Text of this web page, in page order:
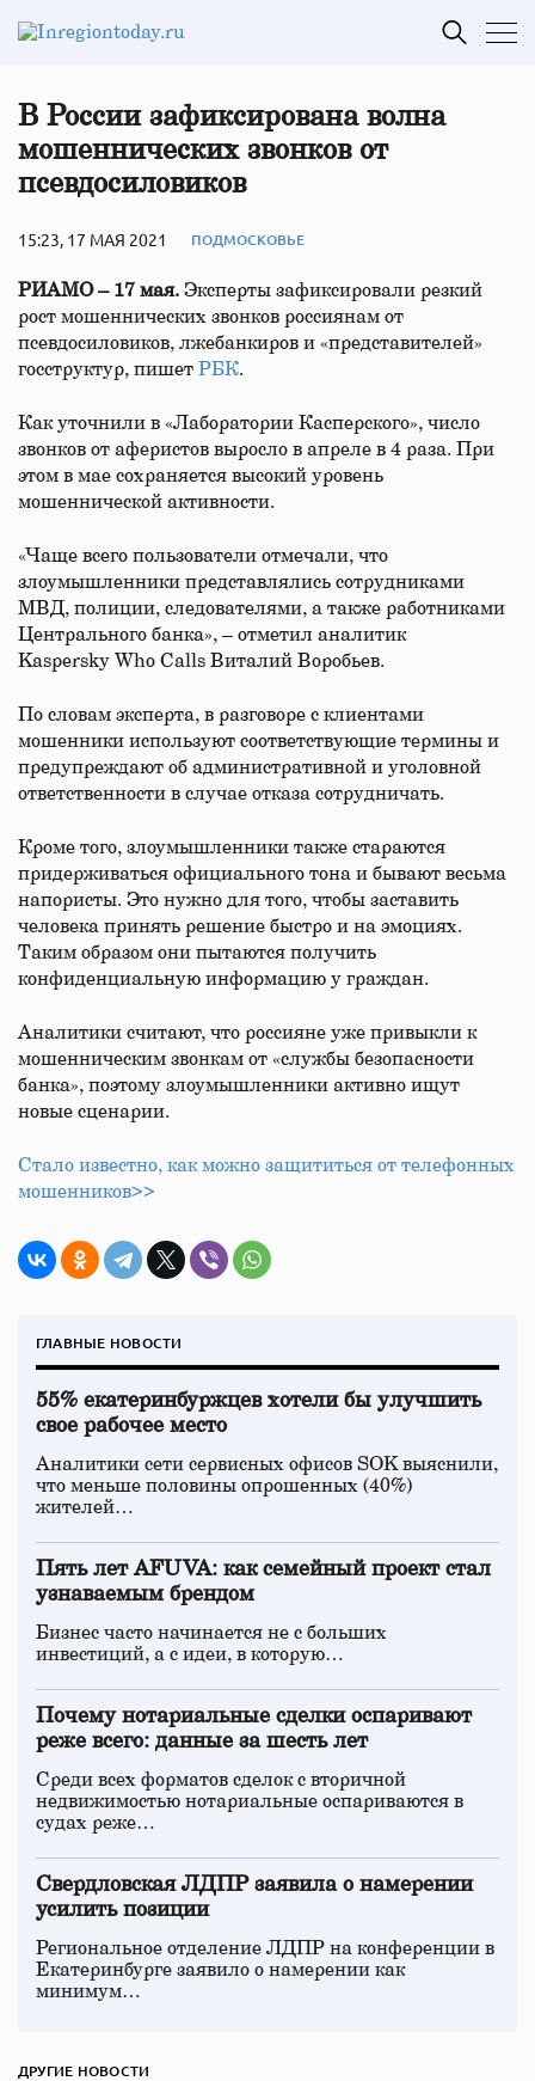
В России зафиксирована волна
мошеннических звонков от
псевдосиловиков
15:23, 17 МАЯ 2021 ПОДМОСКОВЬЕ
РИАМО – 17 мая. Эксперты зафиксировали резкий
рост мошеннических звонков россиянам от
псевдосиловиков, лжебанкиров и «представителей»
госструктур, пишет РБК.
Как уточнили в «Лаборатории Касперского», число
звонков от аферистов выросло в апреле в 4 раза. При
этом в мае сохраняется высокий уровень
мошеннической активности.
«Чаще всего пользователи отмечали, что
злоумышленники представлялись сотрудниками
МВД, полиции, следователями, а также работниками
Центрального банка», – отметил аналитик
Kaspersky Who Calls Виталий Воробьев.
По словам эксперта, в разговоре с клиентами
мошенники используют соответствующие термины и
предупреждают об административной и уголовной
ответственности в случае отказа сотрудничать.
Кроме того, злоумышленники также стараются
придерживаться официального тона и бывают весьма
напористы. Это нужно для того, чтобы заставить
человека принять решение быстро и на эмоциях.
Таким образом они пытаются получить
конфиденциальную информацию у граждан.
Аналитики считают, что россияне уже привыкли к
мошенническим звонкам от «службы безопасности
банка», поэтому злоумышленники активно ищут
новые сценарии.
Стало известно, как можно защититься от телефонных
мошенников>>
ГЛАВНЫЕ НОВОСТИ
55% екатеринбуржцев хотели бы улучшить
свое рабочее место
Аналитики сети сервисных офисов SOK выяснили,
что меньше половины опрошенных (40%)
жителей…
Пять лет AFUVA: как семейный проект стал
узнаваемым брендом
Бизнес часто начинается не с больших
инвестиций, а с идеи, в которую…
Почему нотариальные сделки оспаривают
реже всего: данные за шесть лет
Среди всех форматов сделок с вторичной
недвижимостью нотариальные оспариваются в
судах реже…
Свердловская ЛДПР заявила о намерении
усилить позиции
Региональное отделение ЛДПР на конференции в
Екатеринбурге заявило о намерении как
минимум…
ДРУГИЕ НОВОСТИ